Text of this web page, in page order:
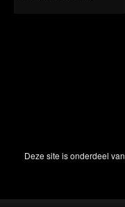
Deze site is onderdeel van